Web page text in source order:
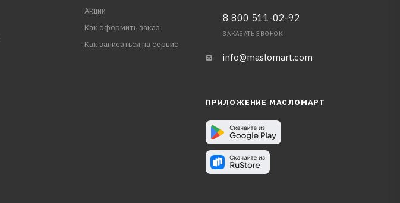
Акции
Как оформить заказ
Как записаться на сервис
8 800 511-02-92
ЗАКАЗАТЬ ЗВОНОК
info@maslomart.com
ПРИЛОЖЕНИЕ МАСЛОМАРТ